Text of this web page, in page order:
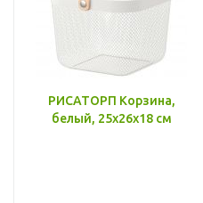
РИСАТОРП Корзина,
белый, 25x26x18 см